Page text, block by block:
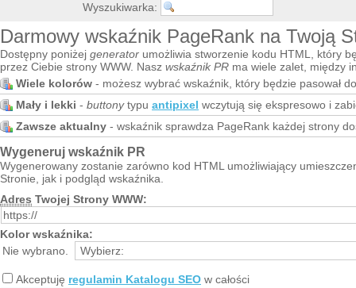
Wyszukiwarka:
Darmowy wskaźnik PageRank na Twoją
Dostępny poniżej generator umożliwia stworzenie kodu HTML, który
przez Ciebie strony WWW. Nasz wskaźnik PR ma wiele zalet, między
Wiele kolorów - możesz wybrać wskaźnik, który będzie pasował
Mały i lekki - buttonytypu antipixel wczytują się ekspresowo i
Zawsze aktualny - wskaźnik sprawdza PageRank każdej strony
Wygeneruj wskaźnik PR
Wygenerowany zostanie zarówno kod HTML umożliwiający
Stronie, jak i podgląd wskaźnika.
Adres Twojej Strony WWW:
Kolor wskaźnika:
Akceptuję regulamin Katalogu SEO w całości